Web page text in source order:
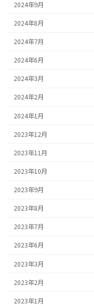
2024年9月
2024年8月
2024年7月
2024年6月
2024年3月
2024年2月
2024年1月
2023年12月
2023年11月
2023年10月
2023年9月
2023年8月
2023年7月
2023年6月
2023年3月
2023年2月
2023年1月